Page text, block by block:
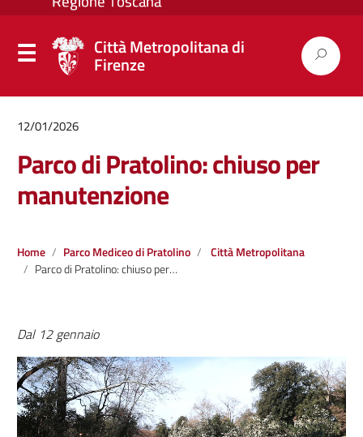
Città Metropolitana di
Firenze
12/01/2026
Parco di Pratolino: chiuso per
manutenzione
Home Parco Mediceo di Pratolino
Città Metropolitana
Parco di Pratolino: chiuso per manutenzione
Dal 12 gennaio